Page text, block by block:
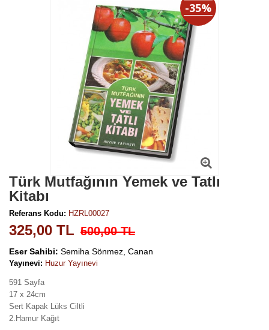
-35%
Türk Mutfağının Yemek ve Tatlı
Kitabı
Referans Kodu: HZRL00027
325,00 TL 500,00 TL
Eser Sahibi: Semiha Sönmez, Canan
Yayınevi: Huzur Yayınevi
591 Sayfa
17 x 24cm
Sert Kapak Lüks Ciltli
2.Hamur Kağıt